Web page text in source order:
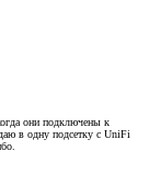
они подключены к
в одну подсетку с UniFi